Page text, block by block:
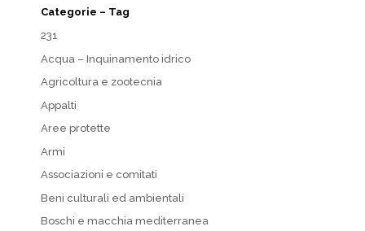
Categorie – Tag
231
Acqua – Inquinamento idrico
Agricoltura e zootecnia
Appalti
Aree protette
Armi
Associazioni e comitati
Beni culturali ed ambientali
Boschi e macchia mediterranea